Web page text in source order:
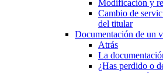
Modificación y
Cambio de
del titular
Documentación de un
Atrás
La
¿Has perdido o